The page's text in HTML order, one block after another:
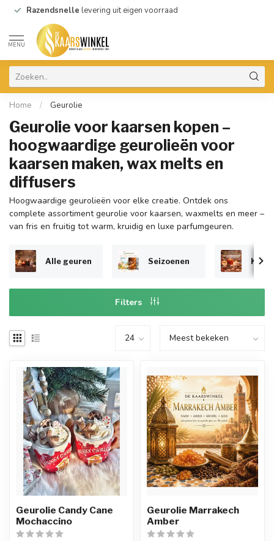
Razendsnelle levering uit eigen voorraad
MENU
Home / Geurolie
Geurolie voor kaarsen kopen –
hoogwaardige geurolieën voor
kaarsen maken, wax melts en
diffusers
Hoogwaardige geurolieën voor elke creatie. Ontdek ons
complete assortiment geurolie voor kaarsen, waxmelts en meer –
van fris en fruitig tot warm, kruidig en luxe parfumgeuren.
Alle geuren Seizoenen
Filters
Geurolie Candy Cane
Mochaccino
Geurolie Marrakech
Amber